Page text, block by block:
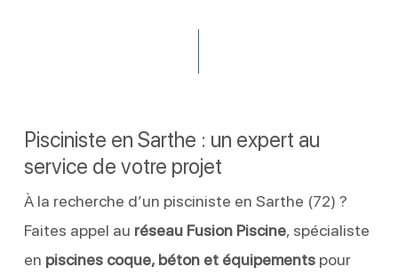
Pisciniste en Sarthe : un expert au
service de votre projet
À la recherche d’un pisciniste en Sarthe (72) ?
Faites appel au réseau Fusion Piscine, spécialiste
en piscines coque, béton et équipementspour